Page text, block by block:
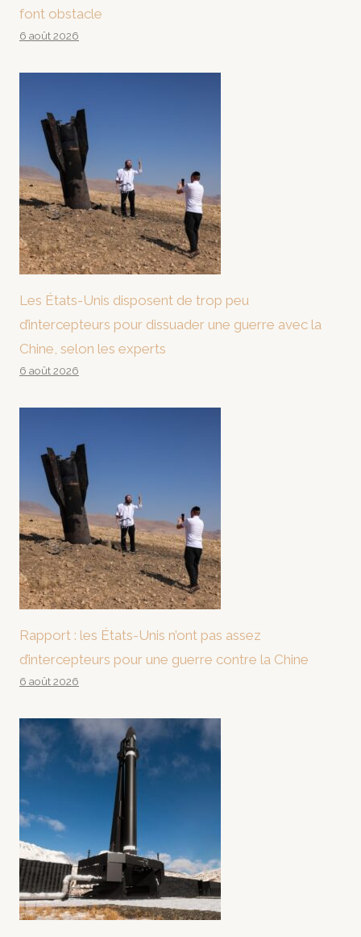
font obstacle
6 août 2026
Les États-Unis disposent de trop peu
d’intercepteurs pour dissuader une guerre avec la
Chine, selon les experts
6 août 2026
Rapport : les États-Unis n’ont pas assez
d’intercepteurs pour une guerre contre la Chine
6 août 2026